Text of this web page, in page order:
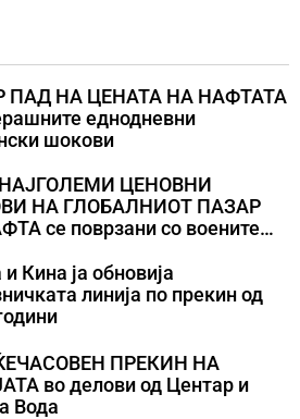
ПАД НА ЦЕНАТА НА НАФТАТА
еднодневни
шокови
ЦЕНОВНИ
НА ГЛОБАЛНИОТ ПАЗАР
се поврзани со воените
и Кина ја обновија
линија по прекин од
ПРЕКИН НА
во делови од Центар и
Вода